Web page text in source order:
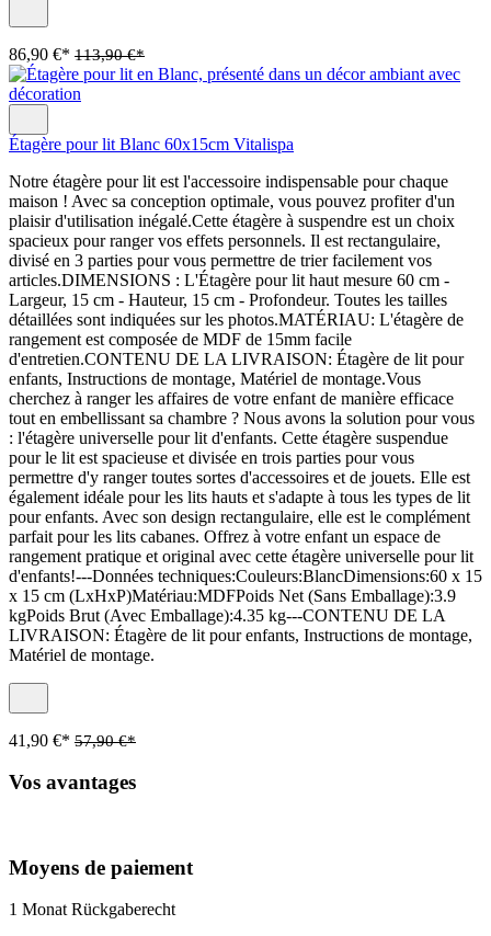
86,90 €* 113,90 €*
Étagère pour lit Blanc 60x15cm Vitalispa
Notre étagère pour lit est l'accessoire indispensable pour chaque
maison ! Avec sa conception optimale, vous pouvez profiter d'un
plaisir d'utilisation inégalé.Cette étagère à suspendre est un choix
spacieux pour ranger vos effets personnels. Il est rectangulaire,
divisé en 3 parties pour vous permettre de trier facilement vos
articles.DIMENSIONS : L'Étagère pour lit haut mesure 60 cm -
Largeur, 15 cm - Hauteur, 15 cm - Profondeur. Toutes les tailles
détaillées sont indiquées sur les photos.MATÉRIAU: L'étagère de
rangement est composée de MDF de 15mm facile
d'entretien.CONTENU DE LA LIVRAISON: Étagère de lit pour
enfants, Instructions de montage, Matériel de montage.Vous
cherchez à ranger les affaires de votre enfant de manière efficace
tout en embellissant sa chambre ? Nous avons la solution pour vous
: l'étagère universelle pour lit d'enfants. Cette étagère suspendue
pour le lit est spacieuse et divisée en trois parties pour vous
permettre d'y ranger toutes sortes d'accessoires et de jouets. Elle est
également idéale pour les lits hauts et s'adapte à tous les types de lit
pour enfants. Avec son design rectangulaire, elle est le complément
parfait pour les lits cabanes. Offrez à votre enfant un espace de
rangement pratique et original avec cette étagère universelle pour lit
d'enfants!---Données techniques:Couleurs:BlancDimensions:60 x 15
x 15 cm (LxHxP)Matériau:MDFPoids Net (Sans Emballage):3.9
kgPoids Brut (Avec Emballage):4.35 kg---CONTENU DE LA
LIVRAISON: Étagère de lit pour enfants, Instructions de montage,
Matériel de montage.
41,90 €* 57,90 €*
Vos avantages
Moyens de paiement
1 Monat Rückgaberecht